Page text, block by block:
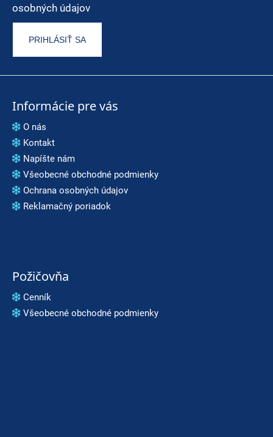
osobných údajov
PRIHLÁSIŤ SA
Informácie pre vás
O nás
Kontakt
Napíšte nám
Všeobecné obchodné podmienky
Ochrana osobných údajov
Reklamačný poriadok
Požičovňa
Cenník
Všeobecné obchodné podmienky